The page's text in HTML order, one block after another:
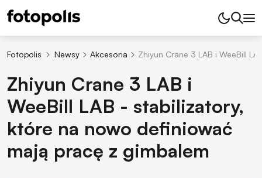
Fotopolis Newsy Akcesoria Zhiyun Crane 3 LAB i WeeBill
Zhiyun Crane 3 LAB i
WeeBill LAB - stabilizatory,
które na nowo definiować
mają pracę z gimbalem